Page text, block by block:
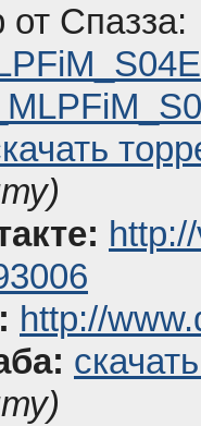
Спазза:
http://